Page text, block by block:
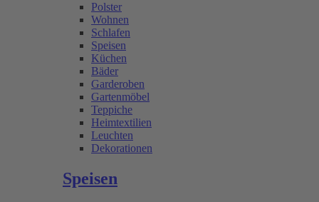
Polster
Wohnen
Schlafen
Speisen
Küchen
Bäder
Garderoben
Gartenmöbel
Teppiche
Heimtextilien
Leuchten
Dekorationen
Speisen